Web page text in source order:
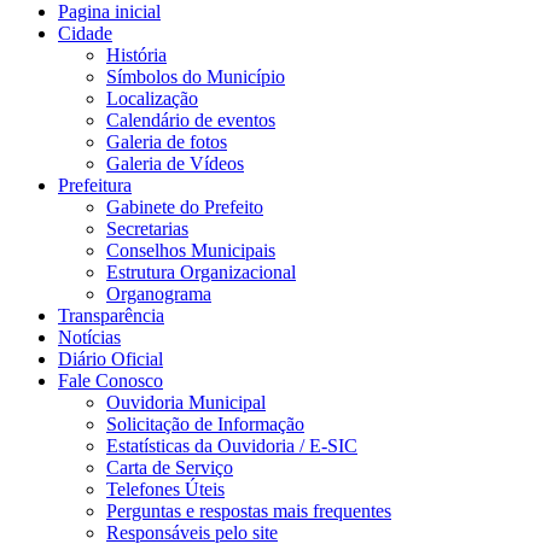
Pagina inicial
Cidade
História
Símbolos do Município
Localização
Calendário de eventos
Galeria de fotos
Galeria de Vídeos
Prefeitura
Gabinete do Prefeito
Secretarias
Conselhos Municipais
Estrutura Organizacional
Organograma
Transparência
Notícias
Diário Oficial
Fale Conosco
Ouvidoria Municipal
Solicitação de Informação
Estatísticas da Ouvidoria / E-SIC
Carta de Serviço
Telefones Úteis
Perguntas e respostas mais frequentes
Responsáveis pelo site